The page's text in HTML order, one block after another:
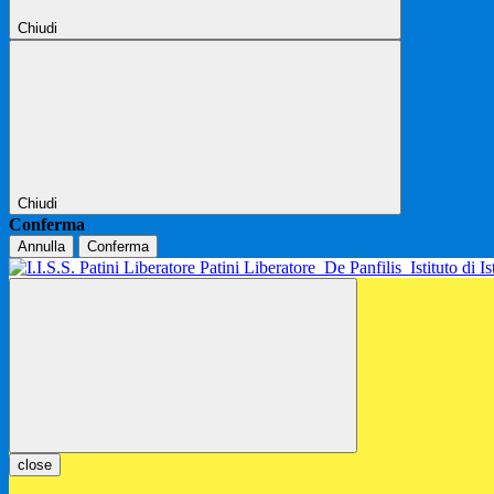
Chiudi
Chiudi
Conferma
Annulla Conferma
Patini Liberatore De Panfilis Istituto di
close